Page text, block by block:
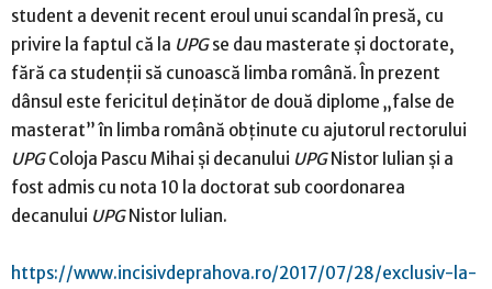
student a devenit recent eroul unui scandal în presă, cu
privire la faptul că la UPGse dau masterate şi doctorate,
fără ca studenţii să cunoască limba română. În prezent
dânsul este fericitul deţinător de două diplome „false de
masterat” în limba română obţinute cu ajutorul rectorului
UPGColoja Pascu Mihai şi decanului UPGNistor Iulian şi a
fost admis cu nota 10 la doctorat sub coordonarea
decanului UPGNistor Iulian.
https://www.incisivdeprahova.ro/2017/07/28/exclusiv-la-